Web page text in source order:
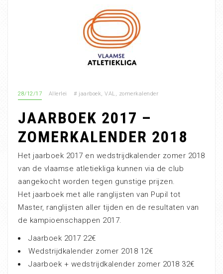
28/12/17 Allerlei # jaarboek, VAL, zomerkalender
JAARBOEK 2017 –
ZOMERKALENDER 2018
Het jaarboek 2017 en wedstrijdkalender zomer 2018
van de vlaamse atletiekliga kunnen via de club
aangekocht worden tegen gunstige prijzen.
Het jaarboek met alle ranglijsten van Pupil tot
Master, ranglijsten aller tijden en de resultaten van
de kampioenschappen 2017.
Jaarboek 2017 22€
Wedstrijdkalender zomer 2018 12€
Jaarboek + wedstrijdkalender zomer 2018 32€